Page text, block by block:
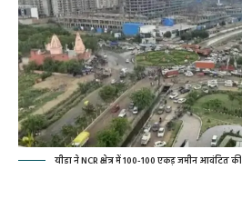
यीडा ने NCR क्षेत्र में 100-100 एकड़ जमीन आवंटित की